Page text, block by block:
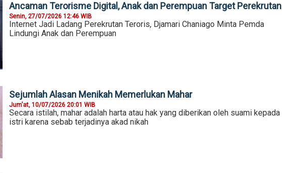
Ancaman Terorisme Digital, Anak dan Perempuan Target Perekrutan
Senin, 27/07/2026 12:46 WIB
Internet Jadi Ladang Perekrutan Teroris, Djamari Chaniago Minta Pemda
Lindungi Anak dan Perempuan
Sejumlah Alasan Menikah Memerlukan Mahar
Jum'at, 10/07/2026 20:01 WIB
Secara istilah, mahar adalah harta atau hak yang diberikan oleh suami kepada
istri karena sebab terjadinya akad nikah